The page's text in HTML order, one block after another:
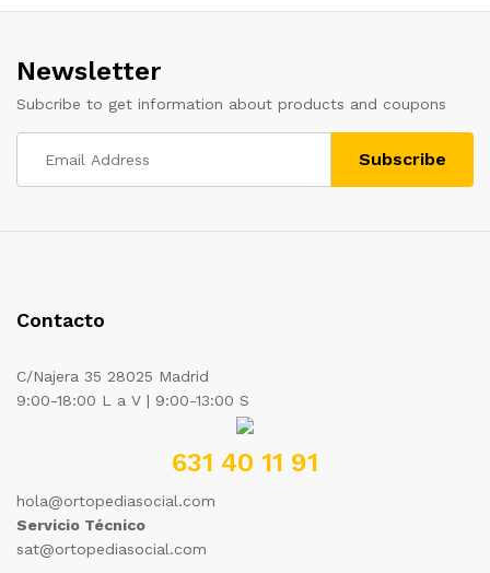
Newsletter
Subcribe to get information about products and coupons
Contacto
C/Najera 35 28025 Madrid
9:00-18:00 L a V | 9:00-13:00 S
631 40 11 91
hola@ortopediasocial.com
Servicio Técnico
sat@ortopediasocial.com